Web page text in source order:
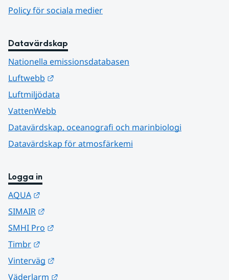
Policy för sociala medier
Datavärdskap
Nationella emissionsdatabasen
Luftwebb
Luftmiljödata
VattenWebb
Datavärdskap, oceanografi och marinbiologi
Datavärdskap för atmosfärkemi
Logga in
AQUA
SIMAIR
SMHI Pro
Timbr
Vinterväg
Väderlarm